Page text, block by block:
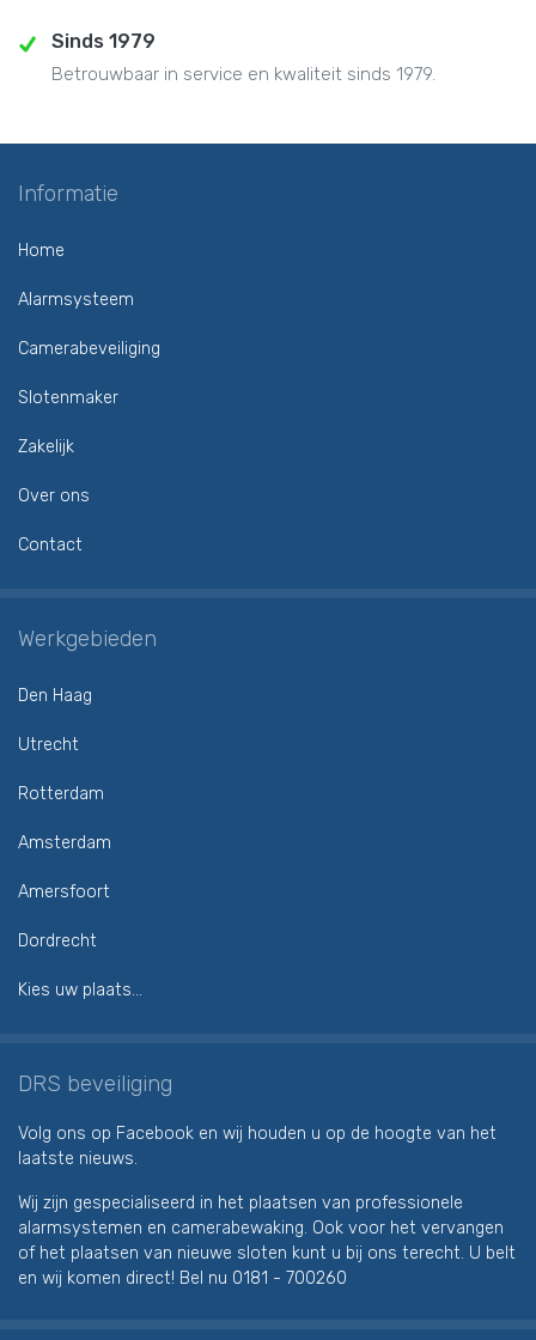
Sinds 1979
Betrouwbaar in service en kwaliteit sinds 1979.
Informatie
Home
Alarmsysteem
Camerabeveiliging
Slotenmaker
Zakelijk
Over ons
Contact
Werkgebieden
Den Haag
Utrecht
Rotterdam
Amsterdam
Amersfoort
Dordrecht
Kies uw plaats...
DRS beveiliging
Volg ons op Facebook en wij houden u op de hoogte van het
laatste nieuws.
Wij zijn gespecialiseerd in het plaatsen van professionele
alarmsystemen en camerabewaking. Ook voor het vervangen
of het plaatsen van nieuwe sloten kunt u bij ons terecht. U belt
en wij komen direct! Bel nu 0181 - 700260